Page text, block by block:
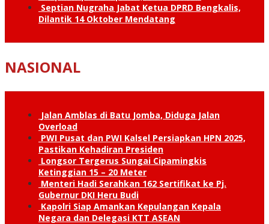
Septian Nugraha Jabat Ketua DPRD Bengkalis,
Dilantik 14 Oktober Mendatang
NASIONAL
Jalan Amblas di Batu Jomba, Diduga Jalan
Overload
PWI Pusat dan PWI Kalsel Persiapkan HPN 2025,
Pastikan Kehadiran Presiden
Longsor Tergerus Sungai Cipamingkis
Ketinggian 15 – 20 Meter
Menteri Hadi Serahkan 162 Sertifikat ke Pj.
Gubernur DKI Heru Budi
Kapolri Siap Amankan Kepulangan Kepala
Negara dan Delegasi KTT ASEAN